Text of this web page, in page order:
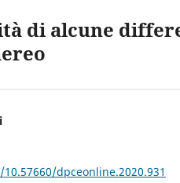
di alcune
dpceonline.2020.931